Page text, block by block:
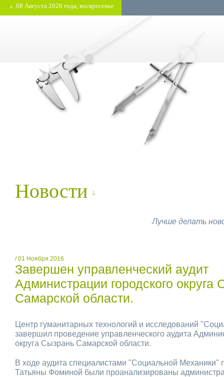
08 Августа 2026 года, воскресенье
Новости
Лучше делать
/ 01 Ноября 2016
Завершен управленческий аудит
Администрации городского округа
Самарской области.
Центр гуманитарных технологий и исследований
завершил проведение управленческого аудита
округа Сызрань Самарской области.
В ходе аудита специалистами "Социальной Механики"
Татьяны Фоминой были проанализированы